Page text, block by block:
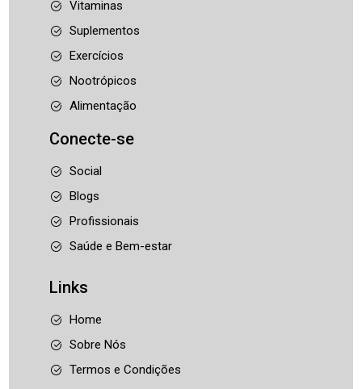
Vitaminas
Suplementos
Exercícios
Nootrópicos
Alimentação
Conecte-se
Social
Blogs
Profissionais
Saúde e Bem-estar
Links
Home
Sobre Nós
Termos e Condições